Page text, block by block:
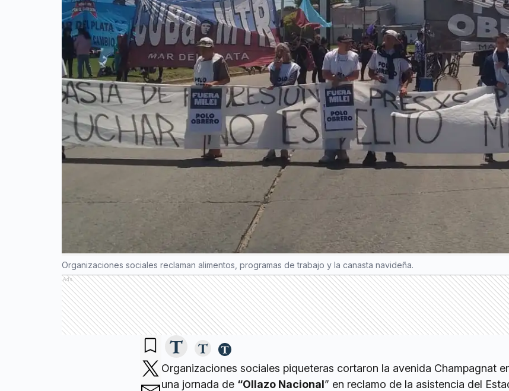
Organizaciones sociales reclaman alimentos, programas de trabajo y la canasta navideña.
Ads
Organizaciones sociales piqueteras cortaron la avenida Champagnat
una jornada de “Ollazo Nacional” en reclamo de la asistencia del